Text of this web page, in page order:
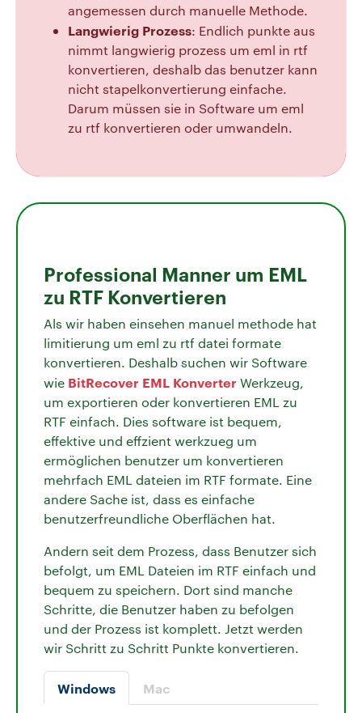
angemessen durch manuelle Methode.
Langwierig Prozess: Endlich punkte aus
nimmt langwierig prozess um eml in rtf
konvertieren, deshalb das benutzer kann
nicht stapelkonvertierung einfache.
Darum müssen sie in Software um eml
zu rtf konvertieren oder umwandeln.
Professional Manner um EML
zu RTF Konvertieren
Als wir haben einsehen manuel methode hat
limitierung um eml zu rtf datei formate
konvertieren. Deshalb suchen wir Software
wie BitRecover EML KonverterWerkzeug,
um exportieren oder konvertieren EML zu
RTF einfach. Dies software ist bequem,
effektive und effzient werkzueg um
ermöglichen benutzer um konvertieren
mehrfach EML dateien im RTF formate. Eine
andere Sache ist, dass es einfache
benutzerfreundliche Oberflächen hat.
Andern seit dem Prozess, dass Benutzer sich
befolgt, um EML Dateien im RTF einfach und
bequem zu speichern. Dort sind manche
Schritte, die Benutzer haben zu befolgen
und der Prozess ist komplett. Jetzt werden
wir Schritt zu Schritt Punkte konvertieren.
Windows Mac